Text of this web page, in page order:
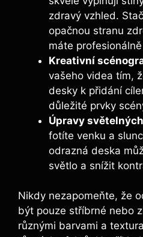
zdravý⁣ vzhled.
opačnou stranu
máte
Kreativní
vašeho ‌videa​ tím,
desky k ⁢přidání
důležité prvky⁣
Úpravy
fotíte venku a‍
odrazná deska
světlo a snížit
Nikdy nezapomeňte, že
být pouze stříbrné ⁤nebo
různými barvami a